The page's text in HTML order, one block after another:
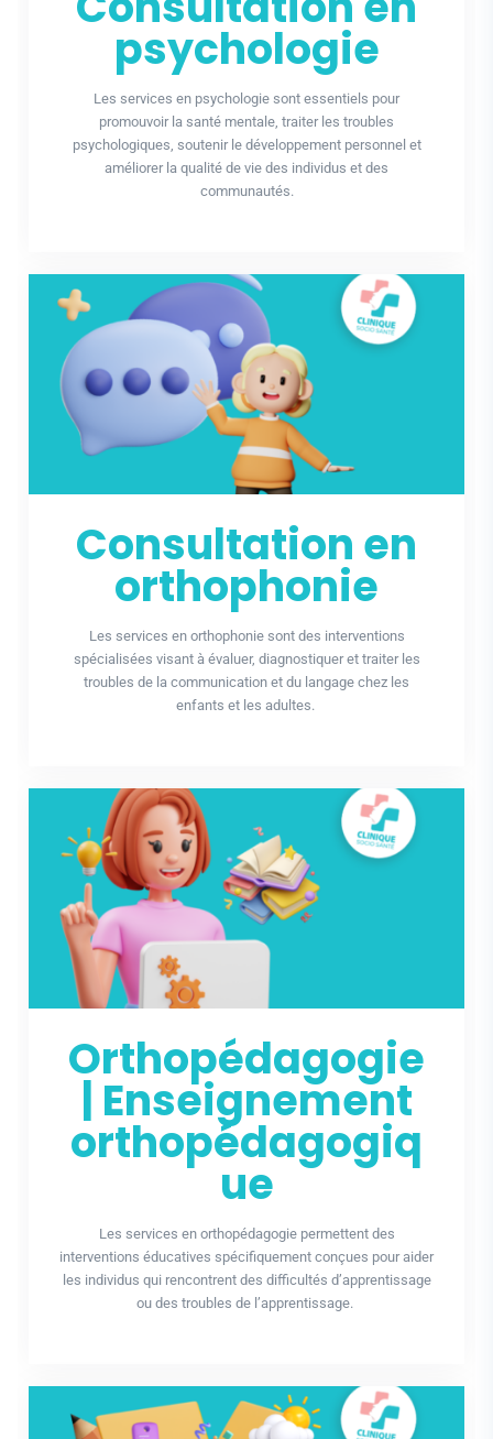
psychologie
Les services en psychologie sont essentiels pour
promouvoir la santé mentale, traiter les troubles
psychologiques, soutenir le développement personnel et
améliorer la qualité de vie des individus et des
communautés.
Consultation en
orthophonie
Les services en orthophonie sont des interventions
spécialisées visant à évaluer, diagnostiquer et traiter les
troubles de la communication et du langage chez les
enfants et les adultes.
Orthopédagogie
| Enseignement
orthopédagogiq
ue
Les services en orthopédagogie permettent des
interventions éducatives spécifiquement conçues pour aider
les individus qui rencontrent des difficultés d’apprentissage
ou des troubles de l’apprentissage.